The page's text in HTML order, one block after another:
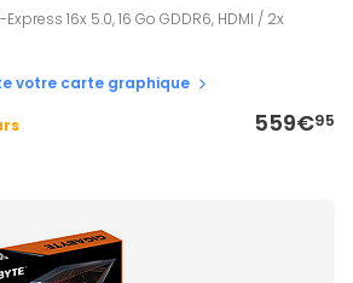
16x 5.0, 16 Go GDDR6, HDMI / 2x
votre carte graphique
559€95